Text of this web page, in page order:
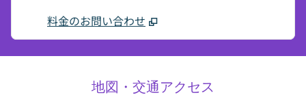
料金のお問い合わせ
地図・交通アクセス